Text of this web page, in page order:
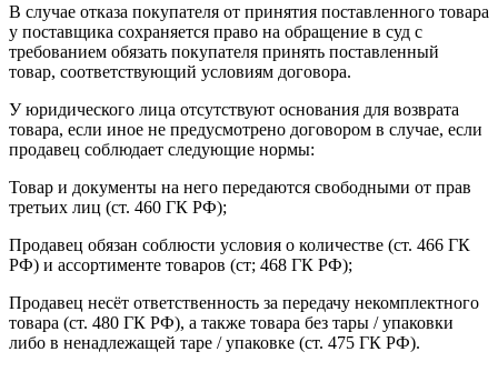
В случае отказа покупателя от принятия поставленного товара
у поставщика сохраняется право на обращение в суд с
требованием обязать покупателя принять поставленный
товар, соответствующий условиям договора.
У юридического лица отсутствуют основания для возврата
товара, если иное не предусмотрено договором в случае, если
продавец соблюдает следующие нормы:
Товар и документы на него передаются свободными от прав
третьих лиц (ст. 460 ГК РФ);
Продавец обязан соблюсти условия о количестве (ст. 466 ГК
РФ) и ассортименте товаров (ст; 468 ГК РФ);
Продавец несёт ответственность за передачу некомплектного
товара (ст. 480 ГК РФ), а также товара без тары / упаковки
либо в ненадлежащей таре / упаковке (ст. 475 ГК РФ).